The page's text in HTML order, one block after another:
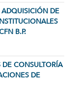
DE
B.P.
CONSULTORÍA
DE